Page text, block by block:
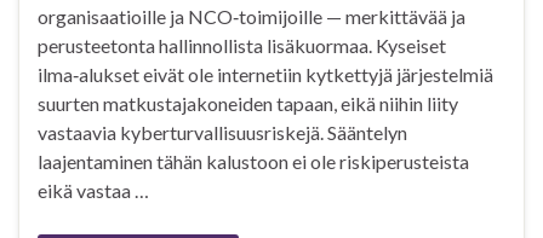
organisaatioille ja NCO‑toimijoille — merkittävää ja
perusteetonta hallinnollista lisäkuormaa. Kyseiset
ilma‑alukset eivät ole internetiin kytkettyjä järjestelmiä
suurten matkustajakoneiden tapaan, eikä niihin liity
vastaavia kyberturvallisuusriskejä. Sääntelyn
laajentaminen tähän kalustoon ei ole riskiperusteista
eikä vastaa …